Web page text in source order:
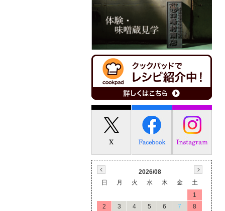
2026/08
日
月 火 水 木 金
土
1
2
3 4 5 6 7
8